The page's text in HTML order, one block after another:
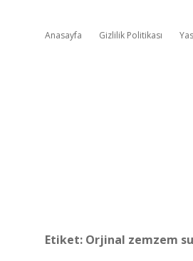
Anasayfa Gizlilik Politikası
Etiket: Orjinal zemzem